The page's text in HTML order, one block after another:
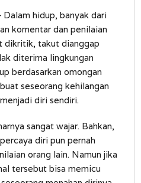
Dalam hidup, banyak dari
komentar dan penilaian
dikritik, takut dianggap
diterima lingkungan
berdasarkan omongan
seseorang kehilangan
diri sendiri.
sangat wajar. Bahkan,
diri pun pernah
orang lain. Namun jika
tersebut bisa memicu